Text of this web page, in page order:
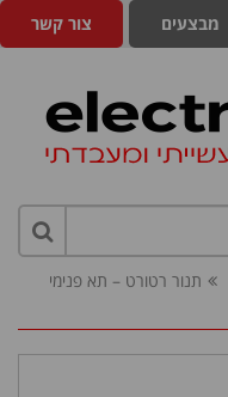
צור קשר מבצעים
תנור רטורט – תא פנימי